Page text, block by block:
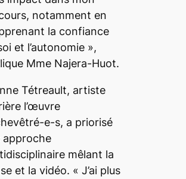
notamment en
la confiance
et l’autonomie »,
Mme Najera-Huot.
Tétreault, artiste
l’œuvre
e-s, a priorisé
approche
mêlant la
et la vidéo. « J’ai plus